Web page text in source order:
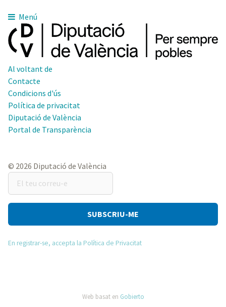
Menú
Al voltant de
Contacte
Condicions d'ús
Política de privacitat
Diputació de València
Portal de Transparència
© 2026 Diputació de València
El
teu
correu-
En registrar-se, accepta la Política de Privacitat
Web basat en Gobierto